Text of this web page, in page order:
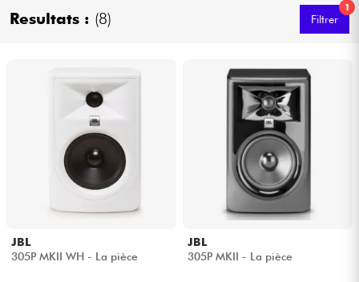
Micros & HF
DJ
Sono
Eclairage
Batteries & Percu
Resultats : (8)
1
Filtrer
JBL
305P MKII WH - La pièce
JBL
305P MKII - La pièce